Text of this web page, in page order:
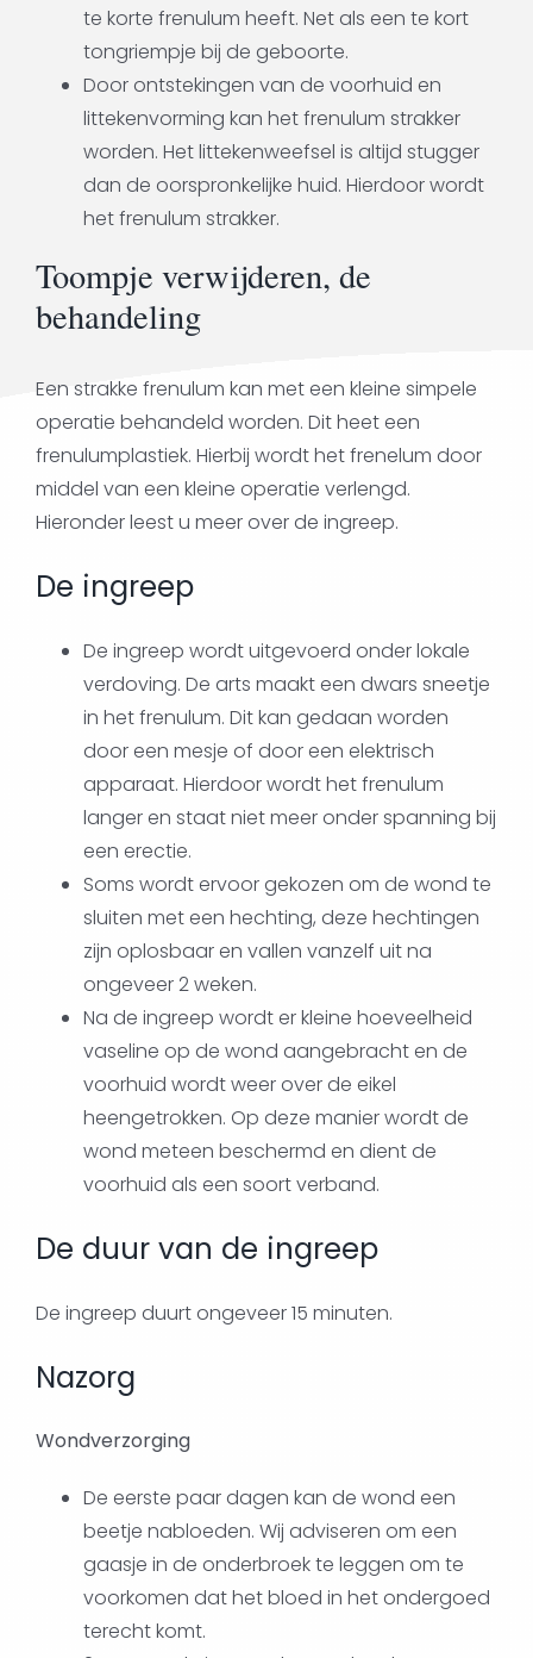
te korte frenulum heeft. Net als een te kort
tongriempje bij de geboorte.
Door ontstekingen van de voorhuid en
littekenvorming kan het frenulum strakker
worden. Het littekenweefsel is altijd stugger
dan de oorspronkelijke huid. Hierdoor wordt
het frenulum strakker.
Toompje verwijderen, de
behandeling
Een strakke frenulum kan met een kleine simpele
operatie behandeld worden. Dit heet een
frenulumplastiek. Hierbij wordt het frenelum door
middel van een kleine operatie verlengd.
Hieronder leest u meer over de ingreep.
De ingreep
De ingreep wordt uitgevoerd onder lokale
verdoving. De arts maakt een dwars sneetje
in het frenulum. Dit kan gedaan worden
door een mesje of door een elektrisch
apparaat. Hierdoor wordt het frenulum
langer en staat niet meer onder spanning bij
een erectie.
Soms wordt ervoor gekozen om de wond te
sluiten met een hechting, deze hechtingen
zijn oplosbaar en vallen vanzelf uit na
ongeveer 2 weken.
Na de ingreep wordt er kleine hoeveelheid
vaseline op de wond aangebracht en de
voorhuid wordt weer over de eikel
heengetrokken. Op deze manier wordt de
wond meteen beschermd en dient de
voorhuid als een soort verband.
De duur van de ingreep
De ingreep duurt ongeveer 15 minuten.
Nazorg
Wondverzorging
De eerste paar dagen kan de wond een
beetje nabloeden. Wij adviseren om een
gaasje in de onderbroek te leggen om te
voorkomen dat het bloed in het ondergoed
terecht komt.